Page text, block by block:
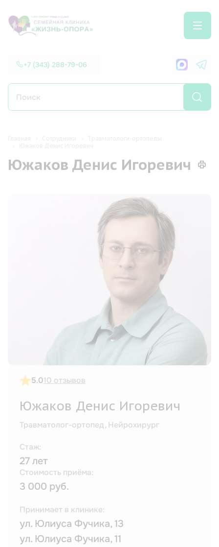
+7 (343) 288-79-06
Южаков Денис Игоревич
5.010 отзывов
Южаков Денис Игоревич
Травматолог-ортопед, Нейрохирург
Стаж:
27 лет
Стоимость приёма:
3 000 руб.
Принимает в клинике:
ул. Юлиуса Фучика, 13
ул. Юлиуса Фучика, 11